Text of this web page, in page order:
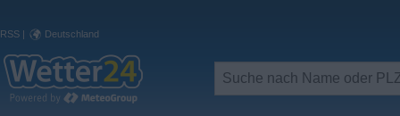
RSS | Deutschland